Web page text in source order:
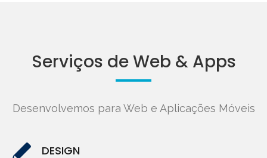
Serviços de Web & Apps
Desenvolvemos para Web e Aplicações Móveis
DESIGN